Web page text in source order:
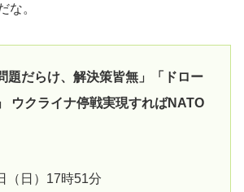
な。
題だらけ、解決策皆無」「ドロー
ウクライナ停戦実現すればNATO
（日）17時51分